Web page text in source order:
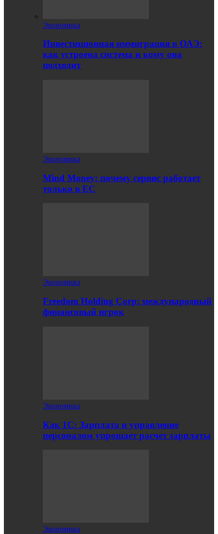
Экономика
Инвестиционная иммиграция в ОАЭ:
как устроена система и кому она
подходит
Экономика
Mind Money: почему сервис работает
только в ЕС
Экономика
Freedom Holding Corp: международный
финансовый игрок
Экономика
Как 1С: Зарплата и управление
персоналом упрощает расчет зарплаты
Экономика